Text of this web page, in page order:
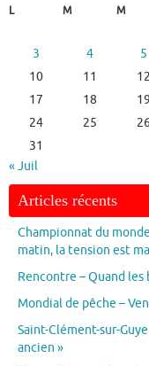
L
M M
3
4 5
10
11 12
17
18 19
24
25
31
« Juil
Articles récents
Championnat du
matin, la tension est
Rencontre – Quand
Mondial de pêche –
Saint-Clément-sur-
ancien »